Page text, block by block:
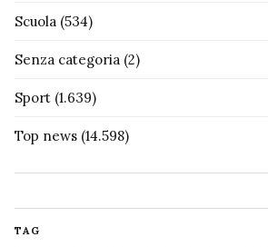
Scuola (534)
Senza categoria (2)
Sport (1.639)
Top news (14.598)
TAG